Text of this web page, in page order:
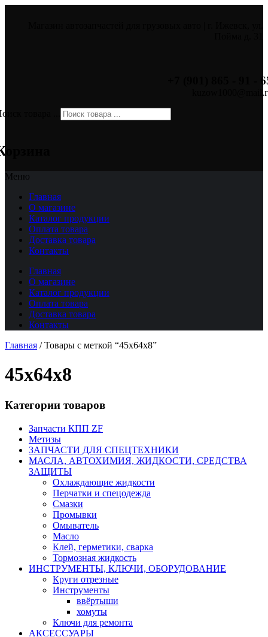
+7 (901) 865 - 91 -
товара ...
Меню
Главная
О магазине
Каталог продукции
Оплата товара
Доставка товара
Контакты
Главная
О магазине
Каталог продукции
Оплата товара
Доставка товара
Контакты
Главная /Товары с меткой “45х64х8”
45х64х8
Категории товаров
Запчасти КПП ZF
Метизы
ЗАПЧАСТИ ДЛЯ СПЕЦТЕХНИКИ
МАСЛА, АВТОХИМИЯ, ЖИДКОСТИ, СРЕДСТВА
ЗАЩИТЫ
Охлаждающие жидкости
Перчатки и спецодежда
Смазки
Промывки
Омыватель
Масло
Клей, герметики, сварка
Тормозная жидкость
ИНСТРУМЕНТЫ, КЛЮЧИ, ОБОРУДОВАНИЕ
Круги отрезные
Инструменты
ввёртыши
хомуты
Ключи для ремонта
АКСЕССУАРЫ